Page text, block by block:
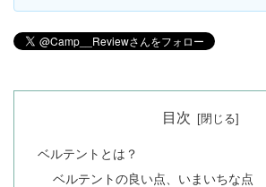
目次
ベルテントとは？
ベルテントの良い点、いまいちな点